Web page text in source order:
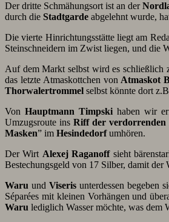
Der dritte Schmähungsort ist an der
durch die Stadtgarde abgelehnt wurde,
Die vierte Hinrichtungsstätte liegt am
Steinschneidern im Zwist liegen, und die
Auf dem Markt selbst wird es schließlich
das letzte Atmaskottchen von Atmaskot
Thorwalertrommel selbst könnte dort
VonHauptmann Timpski haben wir
Umzugsroute insRiff der verdorrenden
Masken” im Hesindedorfumhören.
Der Wirt Alexej Raganoffsieht
Bestechungsgeld von 17 Silber, damit der
Waru undViseris unterdessen begeben
Séparées mit kleinen Vorhängen und
Waru lediglich Wasser möchte, was